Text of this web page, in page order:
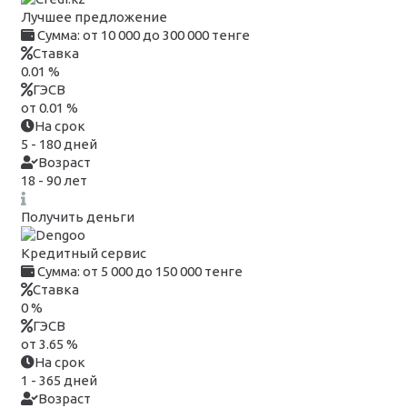
Лучшее предложение
Сумма: от 10 000 до 300 000 тенге
Ставка
0.01 %
ГЭСВ
от 0.01 %
На срок
5 - 180 дней
Возраст
18 - 90 лет
Получить деньги
Кредитный сервис
Сумма: от 5 000 до 150 000 тенге
Ставка
0 %
ГЭСВ
от 3.65 %
На срок
1 - 365 дней
Возраст